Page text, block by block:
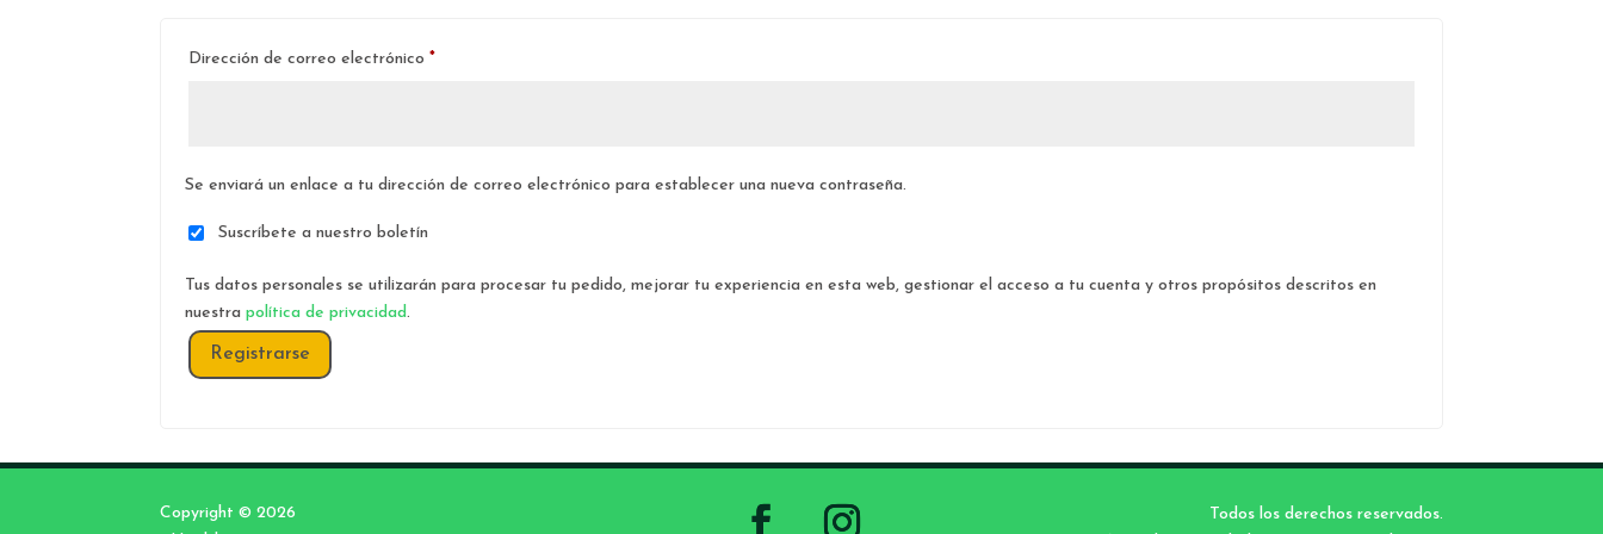
Dirección de correo electrónico*Obligatorio
Se enviará un enlace a tu dirección de correo electrónico para establecer una nueva contraseña.
Suscríbete a nuestro boletín
Tus datos personales se utilizarán para procesar tu pedido, mejorar tu experiencia en esta web, gestionar el acceso a tu cuenta y otros propósitos descritos en
nuestrapolítica de privacidad.
Registrarse
Copyright © 2026
Todos los derechos reservados.